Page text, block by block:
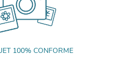
100% CONFORME